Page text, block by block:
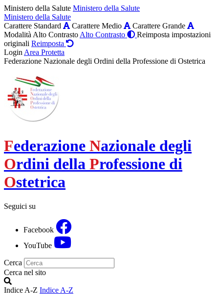
Ministero della Salute Ministero della Salute
Ministero della Salute
Carattere Standard
Carattere Medio
Carattere Grande
Modalità Alto Contrasto Alto Contrasto
Reimposta impostazioni
originali Reimposta
Login Area Protetta
Federazione Nazionale degli Ordini della Professione di Ostetrica
Federazione Nazionale degli
Ordini della Professione di
Ostetrica
Seguici su
Facebook
YouTube
Cerca
Cerca nel sito
Indice A-Z Indice A-Z